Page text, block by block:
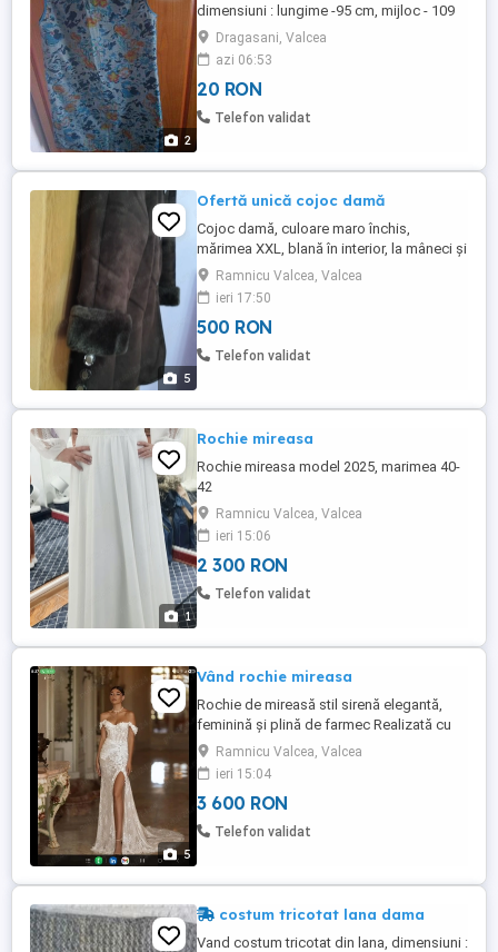
2
dimensiuni : lungime -95 cm, mijloc - 109
cm, croiala dreapta.
Dragasani, Valcea
azi 06:53
20 RON
Telefon validat
5
Ofertă unică cojoc damă
Cojoc damă, culoare maro închis,
mărimea XXL, blană în interior, la mâneci și
glugă, restul piele întoarsă. Glugă
detașabilă, se încheie cu nasturi, pentru
aspect nasturi laterali la baza cojocului.
Ramnicu Valcea, Valcea
ieri 17:50
500 RON
Telefon validat
1
Rochie mireasa
Rochie mireasa model 2025, marimea 40-
42
Ramnicu Valcea, Valcea
ieri 15:06
2 300 RON
Telefon validat
5
Vând rochie mireasa
Rochie de mireasă stil sirenă elegantă,
feminină și plină de farmec Realizată cu
un corset superb, ce se ajustează ușor
(potrivită pentru mărimile S, M, L). A fost
purtată doar seara la petrecere, arată
impecabil ca nouă! Perfectă pentru o
mireasă care își dorește o siluetă de vis și
Ramnicu Valcea, Valcea
ieri 15:04
3 600 RON
Telefon validat
costum tricotat lana dama
Vand costum tricotat din lana, dimensiuni :